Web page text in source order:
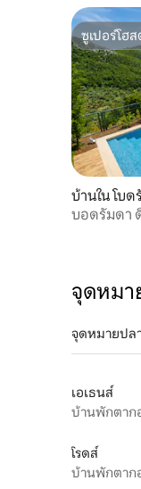
ซูเปอร์โฮ
ซูเปอร์โฮส
บ้านใน โบด
บอดรัมดา
จุดหมา
จุดหมายปล
เอเธนส์
บ้านพักตาก
โรดส์
บ้านพักตาก